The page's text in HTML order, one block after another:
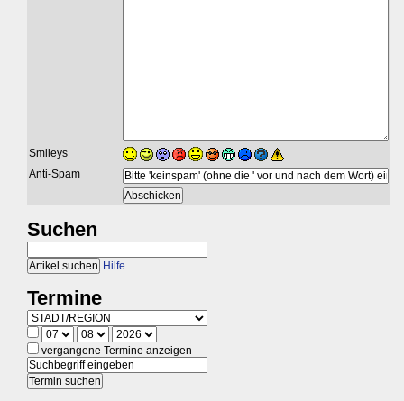
Smileys
Anti-Spam
Suchen
Hilfe
Termine
vergangene Termine anzeigen